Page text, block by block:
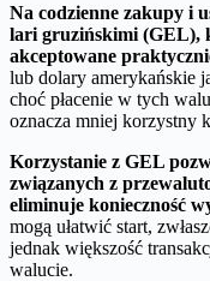
Na codzienne zakupy i
lari gruzińskimi (GEL),
akceptowane
lub dolary amerykańskie
choć płacenie w tych
oznacza mniej korzystny
Korzystanie z GEL
związanych z
eliminuje konieczność
mogą ułatwić start,
jednak większość
walucie.